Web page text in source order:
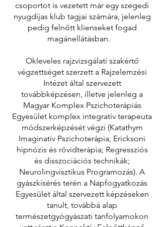
csoportot is vezetett már egy szegedi
nyugdíjas klub tagjai számára, jelenleg
pedig felnőtt klienseket fogad
magánellátásban.
Okleveles rajzvizsgálati szakértő
végzettséget szerzett a Rajzelemzési
Intézet által szervezett
továbbképzésen, illetve jelenleg a
Magyar Komplex Pszichoterápiás
Egyesület komplex integratív terapeuta
módszerképzését végzi (Katathym
Imaginatív Pszichoterápia; Ericksoni
hipnózis és rövidterápia; Regressziós
és disszociációs technikák;
Neurolingvisztikus Programozás). A
gyászkísérés terén a Napfogyatkozás
Egyesület által szervezett képzéseken
tanult, továbbá alap
természetgyógyászati tanfolyamokon